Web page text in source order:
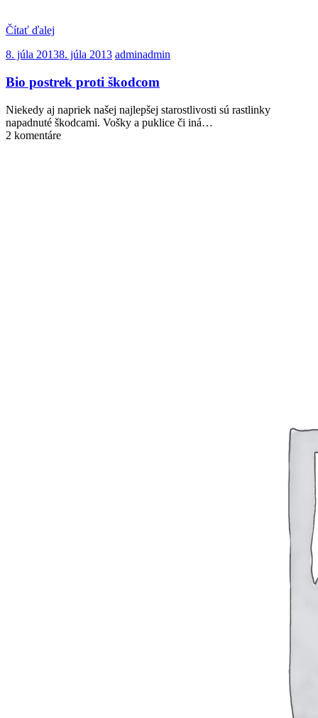
Čítať ďalej
8. júla 20138. júla 2013 adminadmin
Bio postrek proti škodcom
Niekedy aj napriek našej najlepšej starostlivosti sú rastlinky
napadnuté škodcami. Vošky a puklice či iná…
2 komentáre